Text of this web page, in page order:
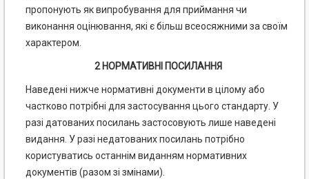
пропонують як випробування для приймання чи
виконання оцінювання, які є більш всеосяжними за своїм
характером.
2 НОРМАТИВНІ ПОСИЛАННЯ
Наведені нижче нормативні документи в цілому або
частково потрібні для застосування цього стандарту. У
разі датованих посилань застосовують лише наведені
видання. У разі недатованих посилань потрібно
користуватись останнім виданням нормативних
документів (разом зі змінами).